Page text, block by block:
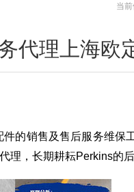
当前
代理上海欧
的销售及售后服务维
理，长期耕耘Perkins的后